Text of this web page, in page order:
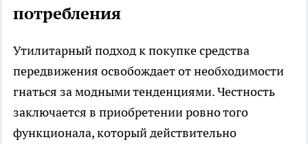
потребления
Утилитарный подход к покупке средства
передвижения освобождает от необходимости
гнаться за модными тенденциями. Честность
заключается в приобретении ровно того
функционала, который действительно